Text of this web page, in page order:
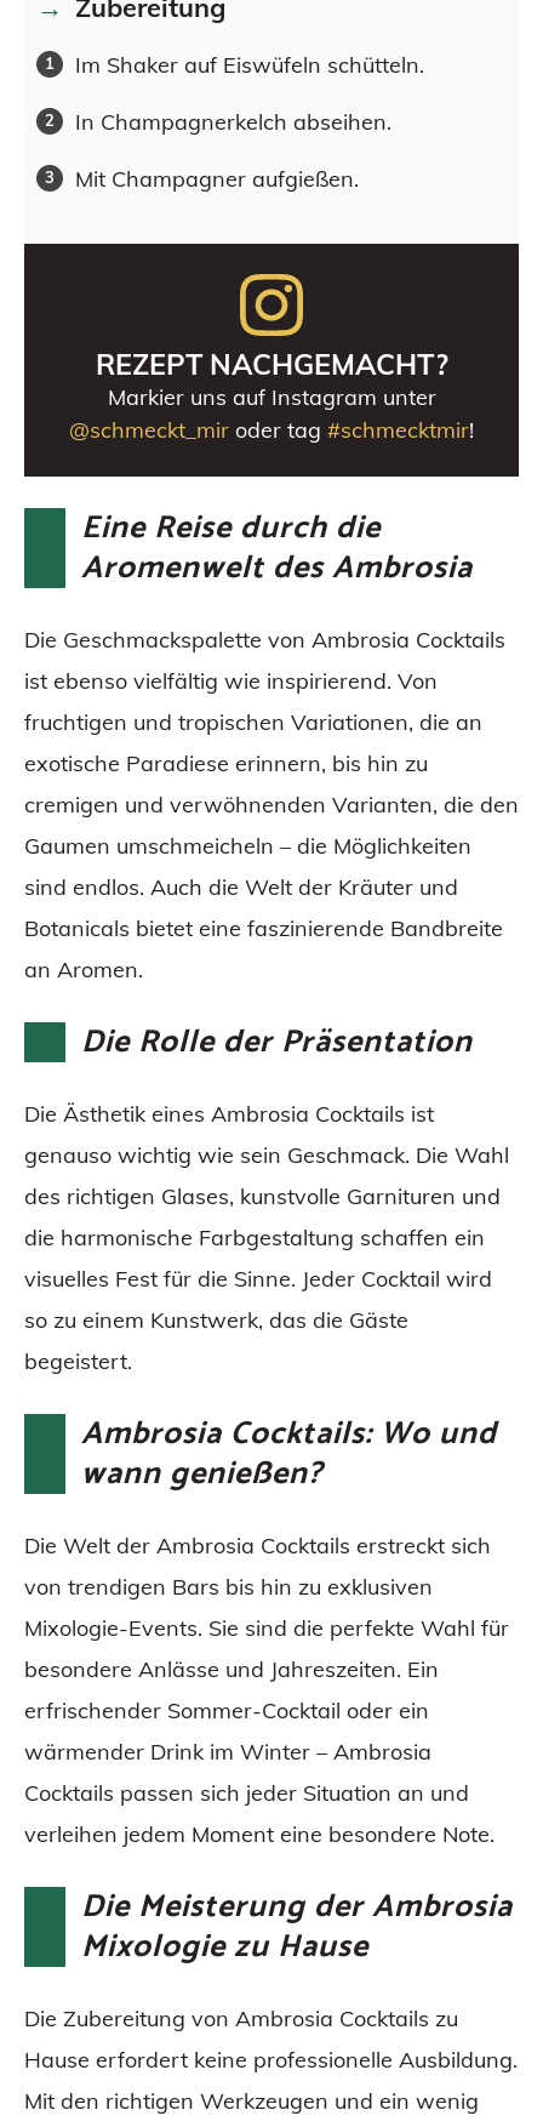
Im Shaker auf Eiswüfeln schütteln.
In Champagnerkelch abseihen.
Mit Champagner aufgießen.
REZEPT NACHGEMACHT?
Markier uns auf Instagram unter
@schmeckt_mir oder tag #schmecktmir!
Eine Reise durch die
Aromenwelt des Ambrosia
Die Geschmackspalette von Ambrosia Cocktails
ist ebenso vielfältig wie inspirierend. Von
fruchtigen und tropischen Variationen, die an
exotische Paradiese erinnern, bis hin zu
cremigen und verwöhnenden Varianten, die den
Gaumen umschmeicheln – die Möglichkeiten
sind endlos. Auch die Welt der Kräuter und
Botanicals bietet eine faszinierende Bandbreite
an Aromen.
Die Rolle der Präsentation
Die Ästhetik eines Ambrosia Cocktails ist
genauso wichtig wie sein Geschmack. Die Wahl
des richtigen Glases, kunstvolle Garnituren und
die harmonische Farbgestaltung schaffen ein
visuelles Fest für die Sinne. Jeder Cocktail wird
so zu einem Kunstwerk, das die Gäste
begeistert.
Ambrosia Cocktails: Wo und
wann genießen?
Die Welt der Ambrosia Cocktails erstreckt sich
von trendigen Bars bis hin zu exklusiven
Mixologie-Events. Sie sind die perfekte Wahl für
besondere Anlässe und Jahreszeiten. Ein
erfrischender Sommer-Cocktail oder ein
wärmender Drink im Winter – Ambrosia
Cocktails passen sich jeder Situation an und
verleihen jedem Moment eine besondere Note.
Die Meisterung der Ambrosia
Mixologie zu Hause
Die Zubereitung von Ambrosia Cocktails zu
Hause erfordert keine professionelle Ausbildung.
Mit den richtigen Werkzeugen und ein wenig